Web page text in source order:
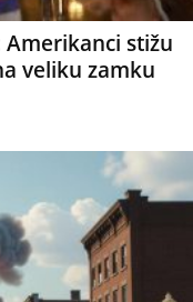
stižu
veliku zamku